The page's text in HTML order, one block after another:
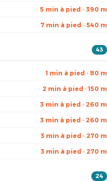
5 min à pied · 390 m
7 min à pied · 540 m
43
1 min à pied · 80 m
2 min à pied · 150 m
3 min à pied · 260 m
3 min à pied · 260 m
3 min à pied · 270 m
3 min à pied · 270 m
24